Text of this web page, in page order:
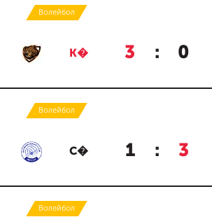
Волейбол
К� 3 : 0
Волейбол
С� 1 : 3
Волейбол